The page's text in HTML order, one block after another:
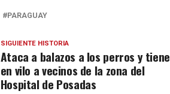
PARAGUAY
SIGUIENTE HISTORIA
Ataca a balazos a los perros y tiene
en vilo a vecinos de la zona del
Hospital de Posadas